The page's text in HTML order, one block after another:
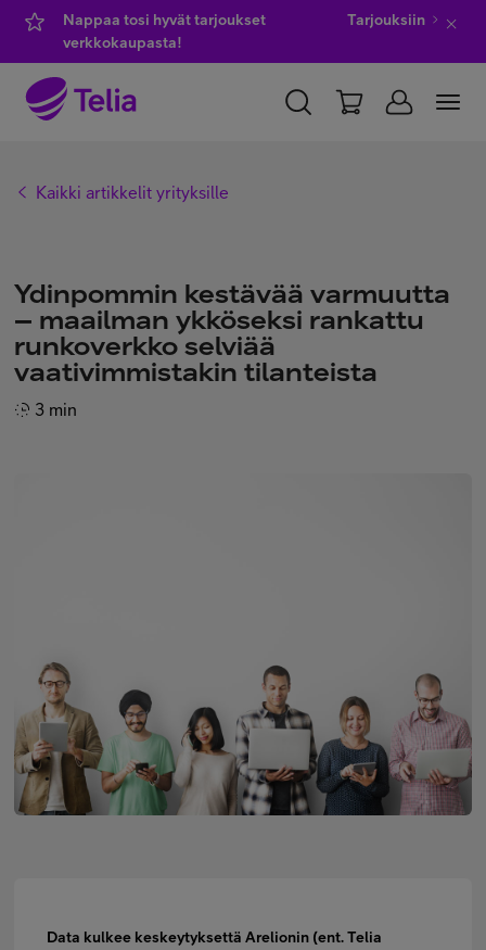
Nappaa tosi hyvät tarjoukset
verkkokaupasta!
Tarjouksiin
IT-palvelut
Kaikki artikkelit yrityksille
Ydinpommin kestävää varmuutta
– maailman ykköseksi rankattu
runkoverkko selviää
vaativimmistakin tilanteista
3 min
Data kulkee keskeytyksettä Arelionin (ent. Telia